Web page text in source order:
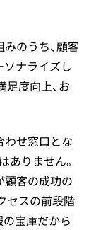
のうち、顧客
ソナライズし
度向上、お
わせ窓口とな
ありません。
顧客の成功の
セスの前段階
の宝庫だから